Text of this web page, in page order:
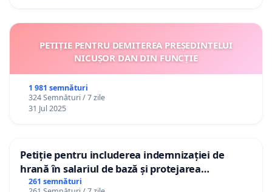
PETIȚIE PENTRU DEMITEREA PREȘEDINTELUI
NICUȘOR DAN DIN FUNCȚIE
1 981 semnături
324 Semnături / 7 zile
31 Jul 2025
Petiție pentru includerea indemnizației de
hrană în salariul de bază și protejarea
gradațiilor de vechime pentru asistenții
261 semnături